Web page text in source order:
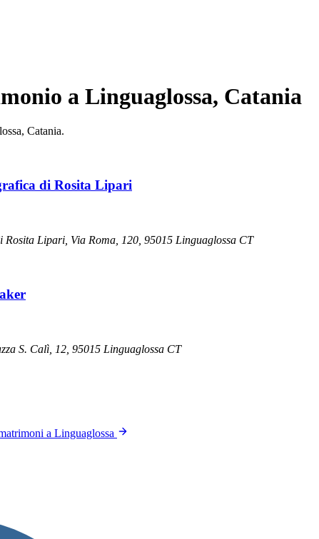
a Linguaglossa, Catania
Catania.
di Rosita Lipari
Lipari, Via Roma, 120, 95015 Linguaglossa CT
S. Calì, 12, 95015 Linguaglossa CT
a Linguaglossa